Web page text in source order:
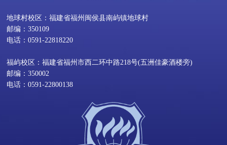
地球村校区：福建省福州闽侯县南屿镇地球村
邮编：350109
电话：0591-22818220
福屿校区：福建省福州市西二环中路218号(五洲佳豪酒楼旁)
邮编：350002
电话：0591-22800138